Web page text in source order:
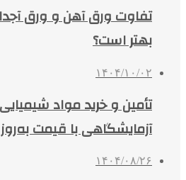
تفاوت ورق آهن و ورق
بهتر است؟
۱۴۰۴/۱۰/۰۲
تأمین و خرید مواد
آزمایشگاهی با قیمت
۱۴۰۴/۰۸/۲۶